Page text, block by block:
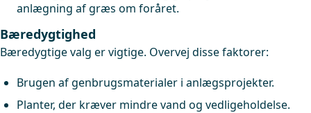
anlægning af græs om foråret.
Bæredygtighed
Bæredygtige valg er vigtige. Overvej disse faktorer:
Brugen af genbrugsmaterialer i anlægsprojekter.
Planter, der kræver mindre vand og vedligeholdelse.